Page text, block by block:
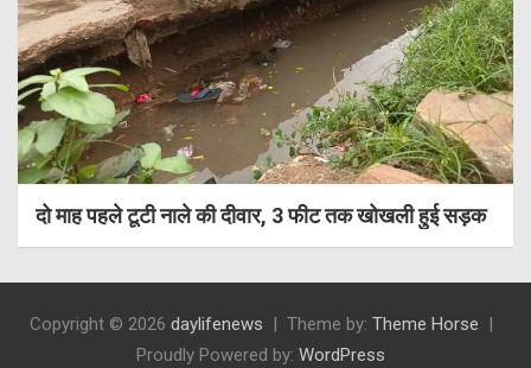
दो माह पहले टूटी नाले की दीवार, 3 फीट तक खोखली हुई सड़क
Copyright © 2026 daylifenews Theme by: Theme Horse
Proudly Powered by: WordPress